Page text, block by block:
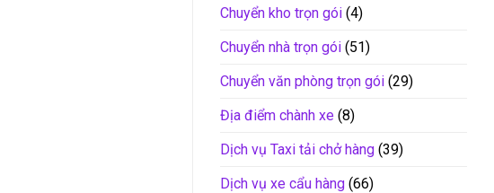
Chuyển kho trọn gói (4)
Chuyển nhà trọn gói (51)
Chuyển văn phòng trọn gói (29)
Địa điểm chành xe (8)
Dịch vụ Taxi tải chở hàng (39)
Dịch vụ xe cẩu hàng (66)